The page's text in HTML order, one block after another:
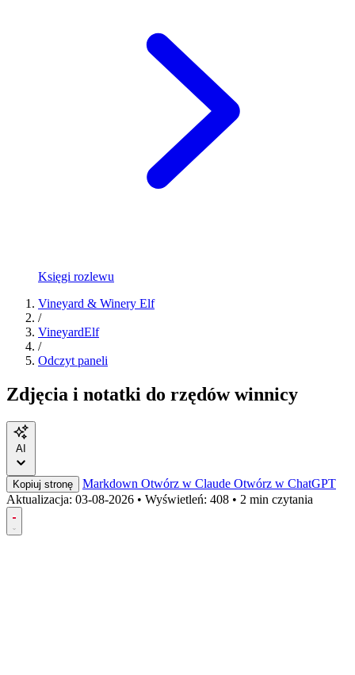
Księgi rozlewu
Vineyard & Winery Elf
/
VineyardElf
/
Odczyt paneli
Zdjęcia i notatki do rzędów winnicy
AI
Kopiuj stronę Markdown Otwórz w Claude Otwórz w ChatGPT
Aktualizacja: 03-08-2026 • Wyświetleń: 408 • 2 min czytania